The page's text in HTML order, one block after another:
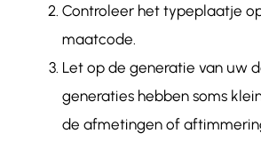
Controleer het typeplaatje
maatcode.
Let op de generatie van uw
generaties hebben soms
de afmetingen of